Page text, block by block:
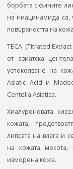
борбата с фините
на ниацинамида са,
повърхността на
TECA (Titrated
от азиатска
успокояване на
Asiatic Acid и
Centella Asiatica.
Хиалуроновата
кожата,
липсата на влага и
на кожата мекота,
изморена кожа.